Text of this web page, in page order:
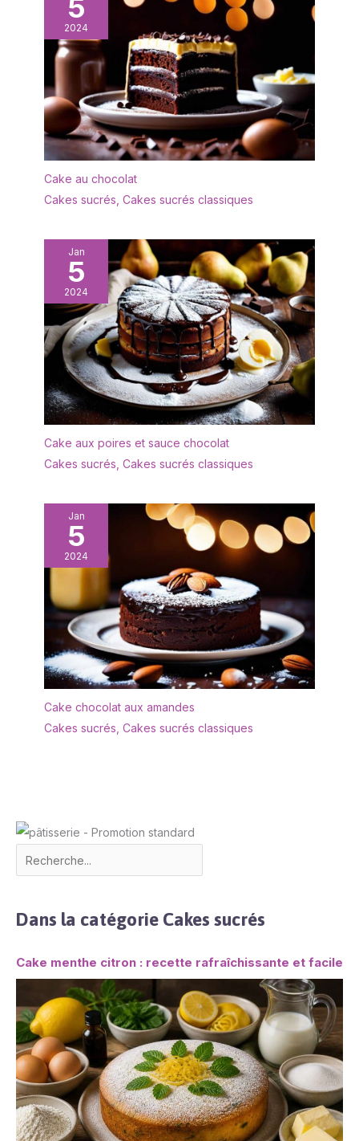
thermometre digital est
équipé d'une fonction de
maintien de la lecture. La
poignée ergonomique
offre une prise en main
confortable, vous
permettant de profiter
de chaque étape du
processus de cuisson!
Facile à Utiliser: Le
alimentaire peut être
facilement plié pour être
aimant intégré et d'un
trou pour le suspendre,
ce qui vous permet de le
fixer facilement à votre
four ou réfrigérateur, ou
de l'accrocher n'importe
où. Il comprend
également un tableau
des températures de
cuisson de la viande pour
vous aider à préparer
des plats savoureux
sans effort.
d'émission de
substances nocives,
convient pour les
aliments Contenu: 1 Boîte
à gâteaux Alessio,
Dimensions : 36 x 15 x 15
cm, Poids : 0,312 kg,
Couleur : Nordic Blue,
Référence :
5
2024
Cake au chocolat
Cakes sucrés Cakes sucrés classiques
Jan
5
2024
Cake aux poires et sauce chocolat
Cakes sucrés Cakes sucrés classiques
Jan
5
2024
Cake chocolat aux amandes
Cakes sucrés Cakes sucrés classiques
Dans la catégorie Cakes sucrés
Cake menthe citron : recette rafraîchissante et facile